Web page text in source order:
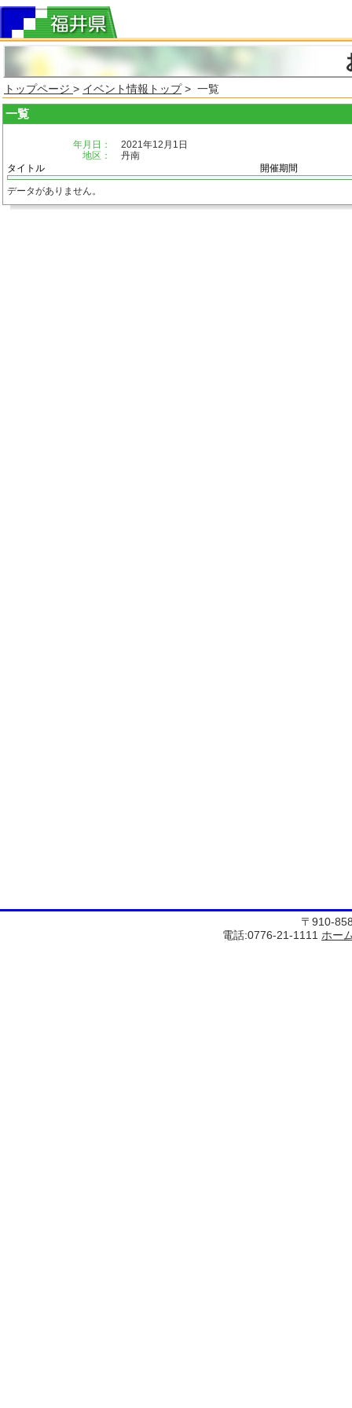
トップページ > イベント情報トップ> 一覧
一覧
年月日：
2021年12月1日
地区：
丹南
タイトル
開催期間
データがありません。
〒910-
電話:0776-21-1111 ホー